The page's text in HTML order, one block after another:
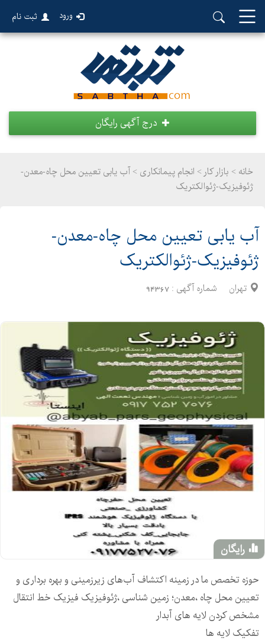
ورود ثبت نام
درج آگهی رایگان
خانه > بازار کار > انجام پیمانکاری > آب یابی تعیین محل چاه-معدن-
ژئوفیزیک-ژئوالکتریک
آب یابی تعیین محل چاه-معدن-
ژئوفیزیک-ژئوالکتریک
تهران شماره آگهی : 94367
رایگان
حوزه تخصص ما در زمینه اکتشاف آب‌های زیرزمینی و بهره برداری و
تعیین محل چاه ،معدن؛ زمین شناسی ،ژئوفیزیک فیزیک خط انتقال
مشخص کردن لایه های آبدار
تفکیک لایه ها